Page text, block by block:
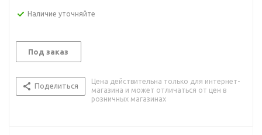
Наличие уточняйте
Под заказ
Поделиться
Цена действительна только для интернет-
магазина и может отличаться от цен в
розничных магазинах